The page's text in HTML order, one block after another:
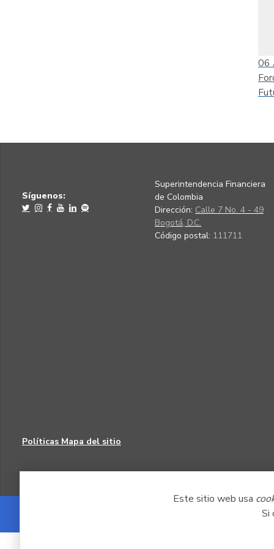
Este sitio web usa
Si
06
Síguenos:
Superintendencia Financiera
de Colombia
Dirección: Calle 7 No. 4 - 49
Bogotá, D.C.
Código postal: 111711
Políticas Mapa del sitio